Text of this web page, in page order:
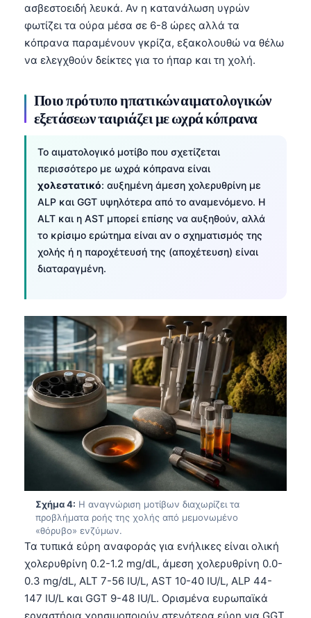
ασβεστοειδή λευκά. Αν η κατανάλωση υγρών
φωτίζει τα ούρα μέσα σε 6-8 ώρες αλλά τα
κόπρανα παραμένουν γκρίζα, εξακολουθώ να θέλω
να ελεγχθούν δείκτες για το ήπαρ και τη χολή.
Ποιο πρότυπο ηπατικών αιματολογικών
εξετάσεων ταιριάζει με ωχρά κόπρανα
Το αιματολογικό μοτίβο που σχετίζεται
περισσότερο με ωχρά κόπρανα είναι
χολεστατικό: αυξημένη άμεση χολερυθρίνη με
ALP και GGT υψηλότερα από το αναμενόμενο. Η
ALT και η AST μπορεί επίσης να αυξηθούν, αλλά
το κρίσιμο ερώτημα είναι αν ο σχηματισμός της
χολής ή η παροχέτευσή της (αποχέτευση) είναι
διαταραγμένη.
Σχήμα 4: Η αναγνώριση μοτίβων διαχωρίζει τα
προβλήματα ροής της χολής από μεμονωμένο
«θόρυβο» ενζύμων.
Τα τυπικά εύρη αναφοράς για ενήλικες είναι ολική
χολερυθρίνη 0.2-1.2 mg/dL, άμεση χολερυθρίνη 0.0-
0.3 mg/dL, ALT 7-56 IU/L, AST 10-40 IU/L, ALP 44-
147 IU/L και GGT 9-48 IU/L. Ορισμένα ευρωπαϊκά
εργαστήρια χρησιμοποιούν στενότερα εύρη για GGT,